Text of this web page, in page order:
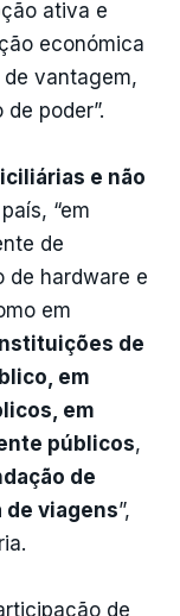
ativa e
económica
vantagem,
poder”.
e não
“em
de
de hardware e
em
de
em
em
públicos,
de
de viagens”,
de